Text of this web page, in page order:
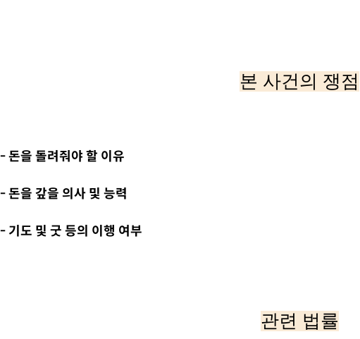
본 사건의 쟁점
- 돈을 돌려줘야 할 이유
- 돈을 갚을 의사 및 능력
- 기도 및 굿 등의 이행 여부
관련 법률